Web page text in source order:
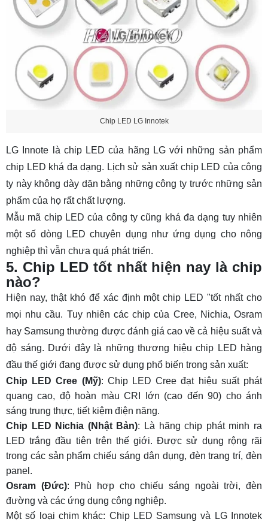
Chip LED LG Innotek
LG Innote là chip LED của hãng LG với những sản phẩm
chip LED khá đa dạng. Lịch sử sản xuất chip LED của công
ty này không dày dặn bằng những công ty trước những sản
phẩm của họ rất chất lượng.
Mẫu mã chip LED của công ty cũng khá đa dạng tuy nhiên
một số dòng LED chuyên dụng như ứng dụng cho nông
nghiệp thì vẫn chưa quá phát triển.
5. Chip LED tốt nhất hiện nay là chip
nào?
Hiện nay, thật khó để xác định một chip LED "tốt nhất cho
mọi nhu cầu. Tuy nhiên các chip của Cree, Nichia, Osram
hay Samsung thường được đánh giá cao về cả hiệu suất và
độ sáng. Dưới đây là những thương hiệu chip LED hàng
đầu thế giới đang được sử dụng phổ biến trong sản xuất:
Chip LED Cree (Mỹ): Chip LED Cree đạt hiệu suất phát
quang cao, độ hoàn màu CRI lớn (cao đến 90) cho ánh
sáng trung thực, tiết kiệm điện năng.
Chip LED Nichia (Nhật Bản): Là hãng chip phát minh ra
LED trắng đầu tiên trên thế giới. Được sử dụng rộng rãi
trong các sản phẩm chiếu sáng dân dụng, đèn trang trí, đèn
panel.
Osram (Đức): Phù hợp cho chiếu sáng ngoài trời, đèn
đường và các ứng dụng công nghiệp.
Một số loại chim khác: Chip LED Samsung và LG Innotek